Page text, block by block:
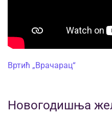
Вртић „Врачарац“
Новогодишња